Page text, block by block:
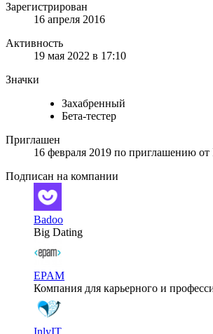
Зарегистрирован
16 апреля 2016
Активность
19 мая 2022 в 17:10
Значки
Захабренный
Бета-тестер
Приглашен
16 февраля 2019 по приглашению от
Подписан на компании
Badoo
Big Dating
EPAM
Компания для карьерного и
InlyIT